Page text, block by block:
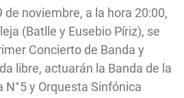
de noviembre, a la hora 20:00,
(Batlle y Eusebio Píriz), se
Concierto de Banda y
libre, actuarán la Banda de la
y Orquesta Sinfónica